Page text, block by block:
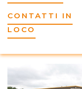
CONTATTI IN
LOCO